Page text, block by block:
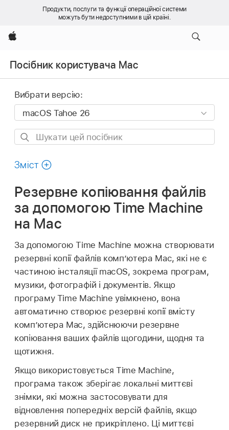
Продукти, послуги та функції операційної системи
можуть бути недоступними в цій країні.
Apple
Посібник користувача Mac
Вибрати версію:
Шукати
посібник
Зміст
Резервне копіювання файлів
за допомогою Time Machine
на Mac
За допомогою Time Machine можна створювати
резервні копії файлів комп’ютера Mac, які не є
частиною інсталяції macOS, зокрема програм,
музики, фотографій і документів. Якщо
програму Time Machine увімкнено, вона
автоматично створює резервні копії вмісту
комп’ютера Mac, здійснюючи резервне
копіювання ваших файлів щогодини, щодня та
щотижня.
Якщо використовується Time Machine,
програма також зберігає локальні миттєві
знімки, які можна застосовувати для
відновлення попередніх версій файлів, якщо
резервний диск не прикріплено. Ці миттєві